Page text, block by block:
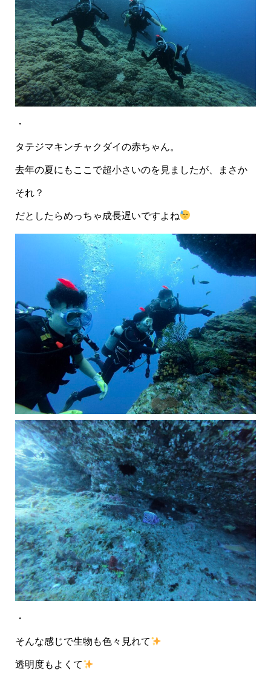
・
タテジマキンチャクダイの赤ちゃん。
去年の夏にもここで超小さいのを見ましたが、まさか
それ？
だとしたらめっちゃ成長遅いですよね
・
そんな感じで生物も色々見れて
透明度もよくて